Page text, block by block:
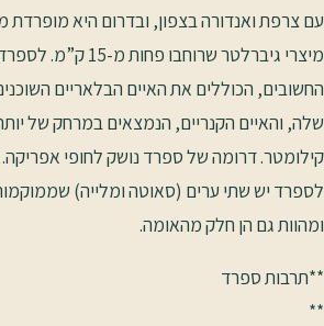
עם צרפת ואנדורה בצפון, ובדרום היא מופרדת
מיצרי גיברלטר שרוחבו
החשובים, הכוללים את האיים הבלאריים
קילומטר. דרומה של ספרד נושק לחופי
לספרד יש שתי ערים (סאוטה ומלייה)
ומהוות גם הן חלק מהאומה.
**תרבות ספרד
**